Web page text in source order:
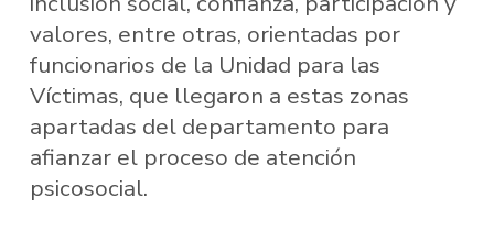
valores, entre otras, orientadas por
funcionarios de la Unidad para las
Víctimas, que llegaron a estas zonas
apartadas del departamento para
afianzar el proceso de atención
psicosocial.